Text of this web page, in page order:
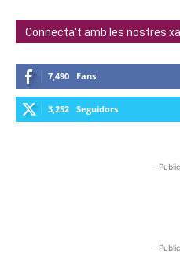
Connecta't amb les nostres
7,490 Fans
3,252 Seguidors
-
-